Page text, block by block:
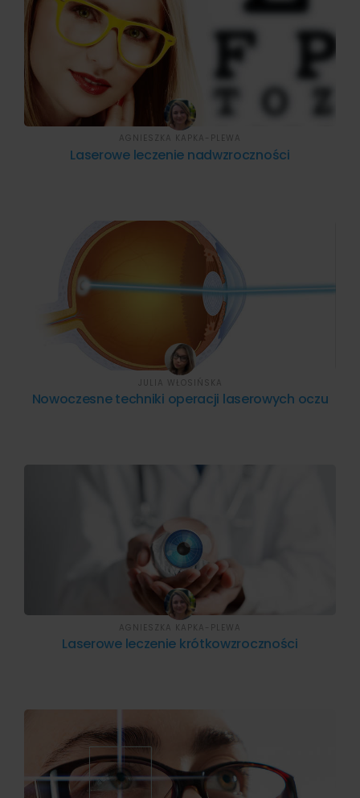
Laserowe leczenie nadwzroczności
AGNIESZKA KAPKA-PLEWA
Nowoczesne techniki operacji laserowych oczu
JULIA WŁOSIŃSKA
Laserowe leczenie krótkowzroczności
AGNIESZKA KAPKA-PLEWA